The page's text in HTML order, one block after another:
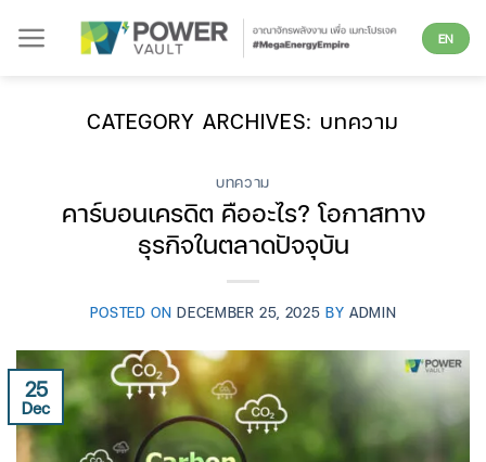
EN
CATEGORY ARCHIVES: บทความ
บทความ
คาร์บอนเครดิต คืออะไร? โอกาสทาง
ธุรกิจในตลาดปัจจุบัน
POSTED ONDECEMBER 25, 2025 BYADMIN
25
Dec